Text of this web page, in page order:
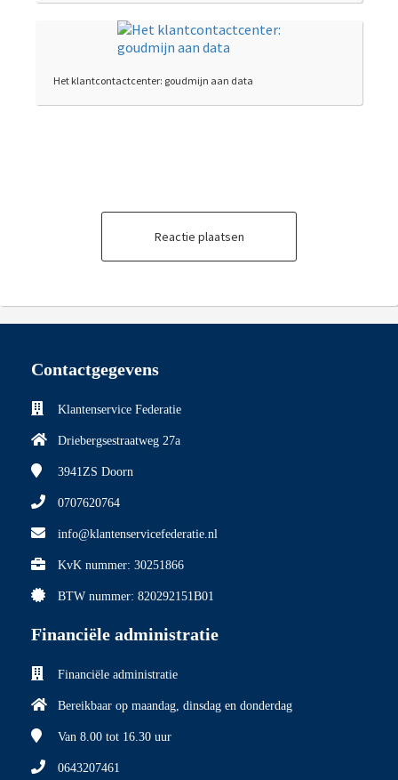
Het klantcontactcenter: goudmijn aan data
Reactie plaatsen
Contactgegevens
Klantenservice Federatie
Driebergsestraatweg 27a
3941ZS Doorn
0707620764
info@klantenservicefederatie.nl
KvK nummer: 30251866
BTW nummer: 820292151B01
Financiële administratie
Financiële administratie
Bereikbaar op maandag, dinsdag en donderdag
Van 8.00 tot 16.30 uur
0643207461